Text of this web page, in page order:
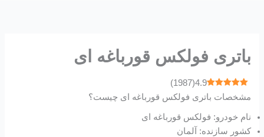
باتری فولکس قورباغه ای
4.9
(
1987
)
مشخصات باتری فولکس قورباغه ای چیست؟
نام خودرو: فولکس قورباغه ای
کشور سازنده: آلمان